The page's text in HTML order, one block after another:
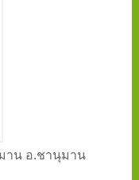
าน อ.ชานุมาน